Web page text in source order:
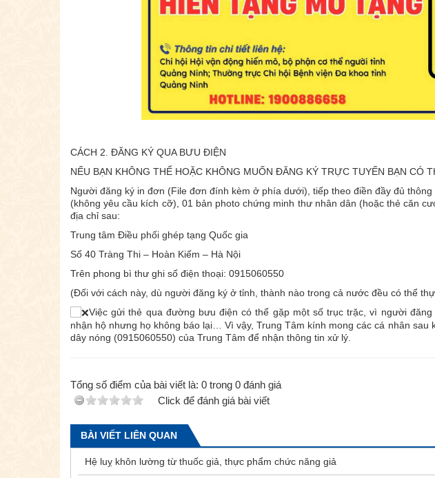
CÁCH 2. ĐĂNG KÝ QUA BƯU ĐIỆN
NẾU BẠN KHÔNG THỂ HOẶC KHÔNG MUỐN ĐĂNG KÝ TRỰC TUYẾN BẠN CÓ
Người đăng ký in đơn (File đơn đính kèm ở phía dưới), tiếp theo điền đầy đủ
(không yêu cầu kích cỡ), 01 bản photo chứng minh thư nhân dân (hoặc thẻ căn
địa chỉ sau:
Trung tâm Điều phối ghép tạng Quốc gia
Số 40 Tràng Thi – Hoàn Kiếm – Hà Nội
Trên phong bì thư ghi số điện thoại: 0915060550
(Đối với cách này, dù người đăng ký ở tỉnh, thành nào trong cả nước đều có thể
Việc gửi thẻ qua đường bưu điện có thể gặp một số trục trặc, vì người
nhận hộ nhưng họ không báo lại… Vì vậy, Trung Tâm kính mong các cá nhân
dây nóng (0915060550) của Trung Tâm để nhận thông tin xử lý.
Tổng số điểm của bài viết là: 0 trong 0 đánh giá
Click để đánh giá bài viết
BÀI VIẾT LIÊN QUAN
Hệ luỵ khôn lường từ thuốc giả, thực phẩm chức năng giả